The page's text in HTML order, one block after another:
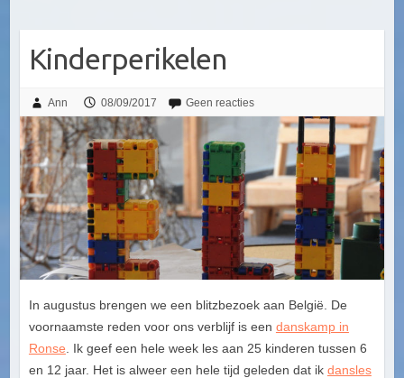
Kinderperikelen
Ann 08/09/2017 Geen reacties
In augustus brengen we een blitzbezoek aan België. De
voornaamste reden voor ons verblijf is een danskamp in
Ronse . Ik geef een hele week les aan 25 kinderen tussen 6
en 12 jaar. Het is alweer een hele tijd geleden dat ik dansles